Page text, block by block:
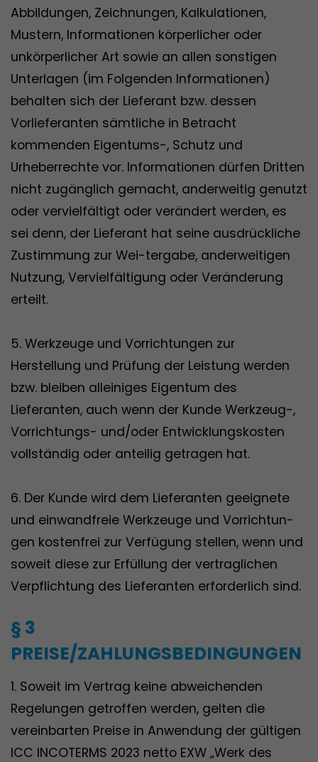
Abbildungen, Zeichnungen, Kalkulationen,
Mustern, Informationen körperlicher oder
unkörperlicher Art sowie an allen sonstigen
Unterlagen (im Folgenden Informationen)
behalten sich der Lieferant bzw. dessen
Vorlieferanten sämtliche in Betracht
kommenden Eigentums-, Schutz und
Urheberrechte vor. Informationen dürfen Dritten
nicht zugänglich gemacht, anderweitig genutzt
oder vervielfältigt oder verändert werden, es
sei denn, der Lieferant hat seine ausdrückliche
Zustimmung zur Wei-tergabe, anderweitigen
Nutzung, Vervielfältigung oder Veränderung
erteilt.
5. Werkzeuge und Vorrichtungen zur
Herstellung und Prüfung der Leistung werden
bzw. bleiben alleiniges Eigentum des
Lieferanten, auch wenn der Kunde Werkzeug-,
Vorrichtungs- und/oder Entwicklungskosten
vollständig oder anteilig getragen hat.
6. Der Kunde wird dem Lieferanten geeignete
und einwandfreie Werkzeuge und Vorrichtun-
gen kostenfrei zur Verfügung stellen, wenn und
soweit diese zur Erfüllung der vertraglichen
Verpflichtung des Lieferanten erforderlich sind.
§ 3
PREISE/ZAHLUNGSBEDINGUNGEN
1. Soweit im Vertrag keine abweichenden
Regelungen getroffen werden, gelten die
vereinbarten Preise in Anwendung der gültigen
ICC INCOTERMS 2023 netto EXW „Werk des